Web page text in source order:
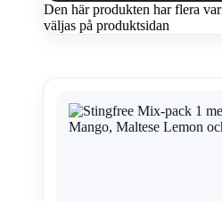
Den här produkten har flera
väljas på produktsidan